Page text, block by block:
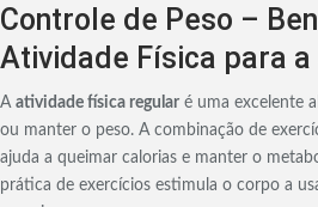
Controle de Peso –
Atividade Física para a
A atividade física regular é uma excelente
ou manter o peso. A combinação de
ajuda a queimar calorias e manter o
prática de exercícios estimula o corpo a